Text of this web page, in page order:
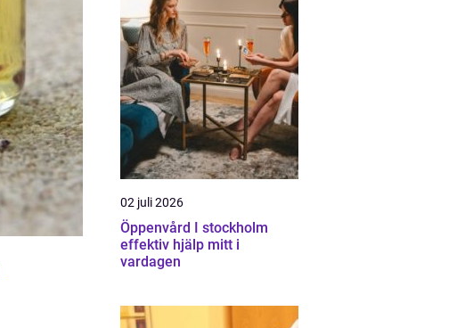
02 juli 2026
Öppenvård I stockholm
effektiv hjälp mitt i
vardagen